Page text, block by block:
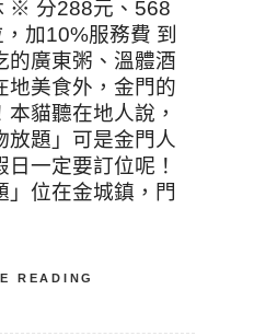
※ 分288元、568
加10%服務費 到
的廣東粥、溫體酒
地美食外，金門的
貓聽在地人說，
放題」可是金門人
一定要訂位呢！
」位在金城鎮，門
READING